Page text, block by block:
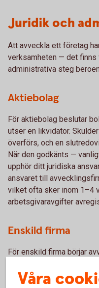
Juridik och
Att avveckla ett företag
verksamheten — det finns
administrativa steg
Aktiebolag
För aktiebolag beslutar
utser en likvidator.
överförs, och en
När den godkänts —
upphör ditt juridiska
ansvaret till
vilket ofta sker inom 1–4
arbetsgivaravgifter
Enskild firma
För enskild firma börjar
Skatteverket. Skulder
Våra